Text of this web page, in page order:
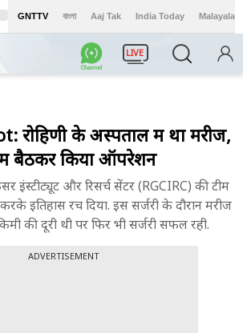
GNTTV বাংলা Aaj Tak India Today Malayalam
LIVE
रोहिणी के अस्पताल में था मरीज,
बैठकर किया ऑपरेशन
इंस्टीट्यूट और रिसर्च सेंटर (RGCIRC) की टीम
इतिहास रच दिया. इस सर्जरी के दौरान मरीज
की दूरी थी पर फिर भी सर्जरी सफल रही.
ADVERTISEMENT